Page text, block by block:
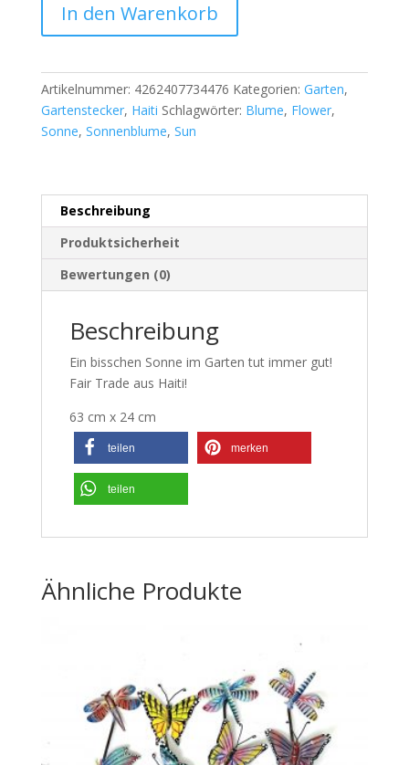
In den Warenkorb
Artikelnummer: 4262407734476 Kategorien: Garten,
Gartenstecker, Haiti Schlagwörter: Blume, Flower,
Sonne, Sonnenblume, Sun
Beschreibung
Produktsicherheit
Bewertungen (0)
Beschreibung
Ein bisschen Sonne im Garten tut immer gut!
Fair Trade aus Haiti!
63 cm x 24 cm
teilen merken
teilen
Ähnliche Produkte